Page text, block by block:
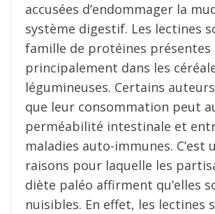
accusées d’endommager la
système digestif. Les lectines
famille de protéines présentes
principalement dans les
légumineuses. Certains
que leur consommation peut
perméabilité intestinale et
maladies auto-immunes. C’est
raisons pour laquelle les
diète paléo affirment qu’elles
nuisibles. En effet, les lectines